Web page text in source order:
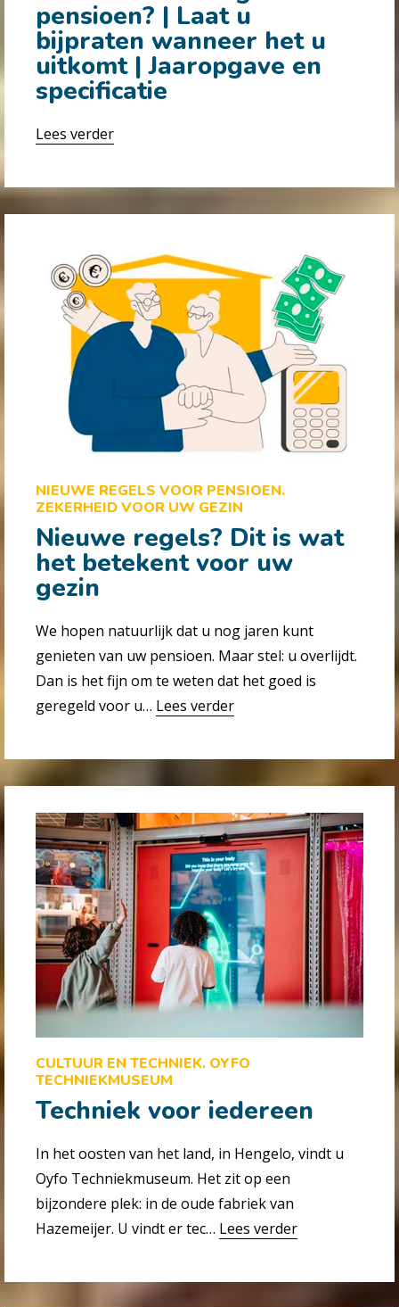
pensioen? | Laat u
bijpraten wanneer het u
uitkomt | Jaaropgave en
specificatie
Lees verder
NIEUWE REGELS VOOR PENSIOEN.
ZEKERHEID VOOR UW GEZIN
Nieuwe regels? Dit is wat
het betekent voor uw
gezin
We hopen natuurlijk dat u nog jaren kunt
genieten van uw pensioen. Maar stel: u overlijdt.
Dan is het fijn om te weten dat het goed is
geregeld voor u… Lees verder
CULTUUR EN TECHNIEK. OYFO
TECHNIEKMUSEUM
Techniek voor iedereen
In het oosten van het land, in Hengelo, vindt u
Oyfo Techniekmuseum. Het zit op een
bijzondere plek: in de oude fabriek van
Hazemeijer. U vindt er tec… Lees verder